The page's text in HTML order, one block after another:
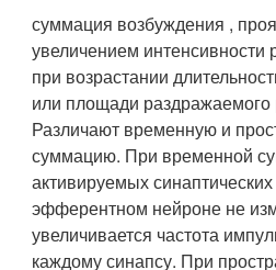
суммация возбуждения ,
увеличением интенсивности
при возрастании
или площади раздражаемого
Различают временную и
суммацию. При временной
активируемых
эфферентном нейроне не
увеличивается частота
каждому синапсу. При